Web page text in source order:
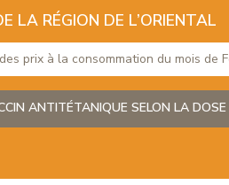
LA RÉGION DE L’ORIENTAL
prix à la consommation du mois de
ANTITÉTANIQUE SELON LA